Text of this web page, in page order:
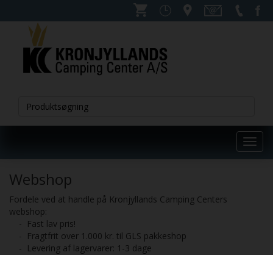
Webshop
Fordele ved at handle på Kronjyllands Camping Centers
webshop:
- Fast lav pris!
- Fragtfrit over 1.000 kr. til GLS pakkeshop
- Levering af lagervarer: 1-3 dage